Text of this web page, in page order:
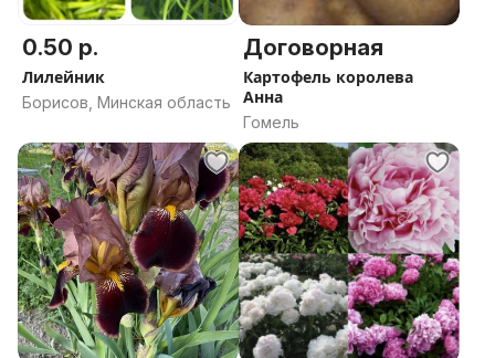
0.50 р.
Лилейник
Борисов, Минская область
Договорная
Картофель королева
Анна
Гомель